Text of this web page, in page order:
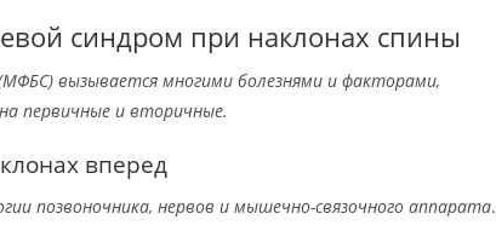
синдром при наклонах спины
вызывается многими болезнями и факторами,
первичные и вторичные.
вперед
позвоночника, нервов и мышечно-связочного аппарата.